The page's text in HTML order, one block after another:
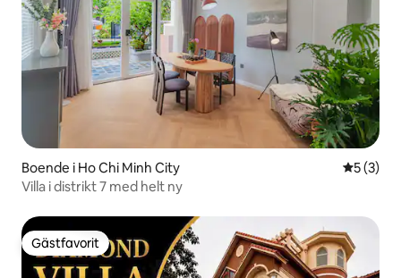
Boende i Ho Chi Minh City 5 av 5 i
5 (3)
Villa i distrikt 7 med helt ny
Gästfavorit
Gästfavorit